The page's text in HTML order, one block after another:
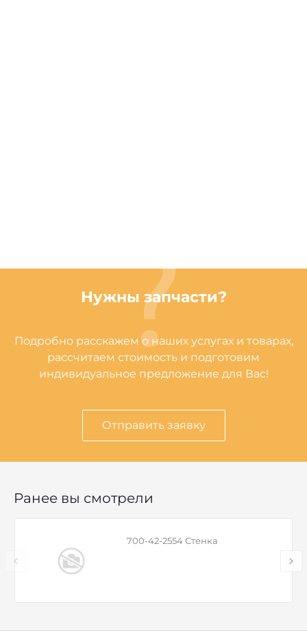
Нужны запчасти?
Подробно расскажем о наших услугах и товарах,
рассчитаем стоимость и подготовим
индивидуальное предложение для Вас!
Отправить заявку
Ранее вы смотрели
700-42-2554 Стенка